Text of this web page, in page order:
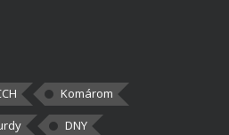
Komárom
DNY